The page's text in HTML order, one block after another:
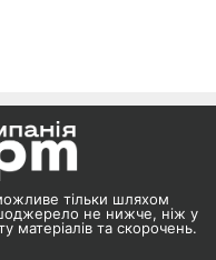
тільки шляхом
не нижче, ніж у
матеріалів та скорочень.